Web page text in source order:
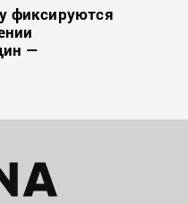
фиксируются
—